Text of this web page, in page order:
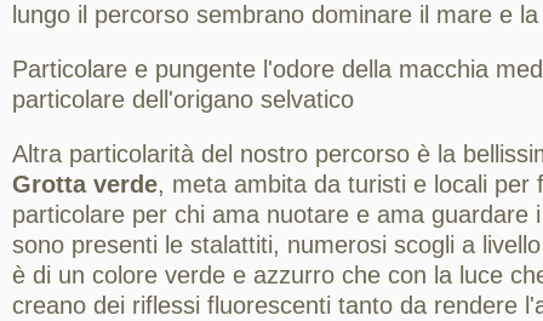
lungo il percorso sembrano dominare il mare e
Particolare e pungente l'odore della macchia
particolare dell'origano selvatico
Altra particolarità del nostro percorso è la
Grotta verde, meta ambita da turisti e locali per
particolare per chi ama nuotare e ama guardare
sono presenti le stalattiti, numerosi scogli a
è di un colore verde e azzurro che con la luce
creano dei riflessi fluorescenti tanto da rendere